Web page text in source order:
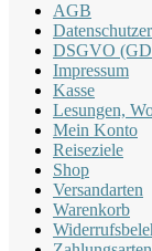
AGB
DSGVO
Impressum
Kasse
Lesungen,
Mein Konto
Reiseziele
Shop
Versandarten
Warenkorb